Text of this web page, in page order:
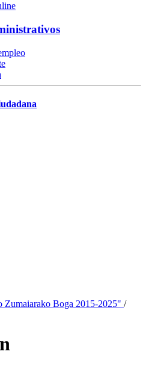
Zumaiarako Boga 2015-2025" /